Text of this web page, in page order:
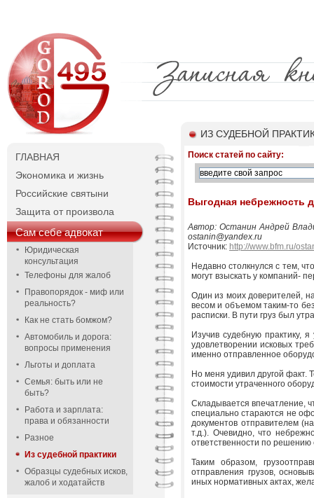
ГЛАВНАЯ
Экономика и жизнь
Российские святыни
Защита от произвола
Сам себе адвокат
Юридическая
консультация
Телефоны для жалоб
Правопорядок - миф или
реальность?
Как не стать бомжом?
Автомобиль и дорога:
вопросы применения
Льготы и доплата
Семья: быть или не
быть?
Работа и зарплата:
права и обязанности
Разное
Из судебной практики
Образцы судебных исков,
жалоб и ходатайств
ИЗ СУДЕБНОЙ
Поиск статей по сайту:
Выгодная небрежность
Автор: Останин Андрей
ostanin@yandex.ru
Источник: http://www.bfm.ru/
Недавно столкнулся с тем,
могут взыскать у компаний-
Один из моих доверителей,
весом и объемом таким-то
расписки. В пути груз был
Изучив судебную практику,
удовлетворении исковых
именно отправленное
Но меня удивил другой факт.
стоимости утраченного
Складывается впечатление,
специально стараются не
документов отправителем
т.д.). Очевидно, что
ответственности по решению
Таким образом,
отправления грузов,
иных нормативных актах,